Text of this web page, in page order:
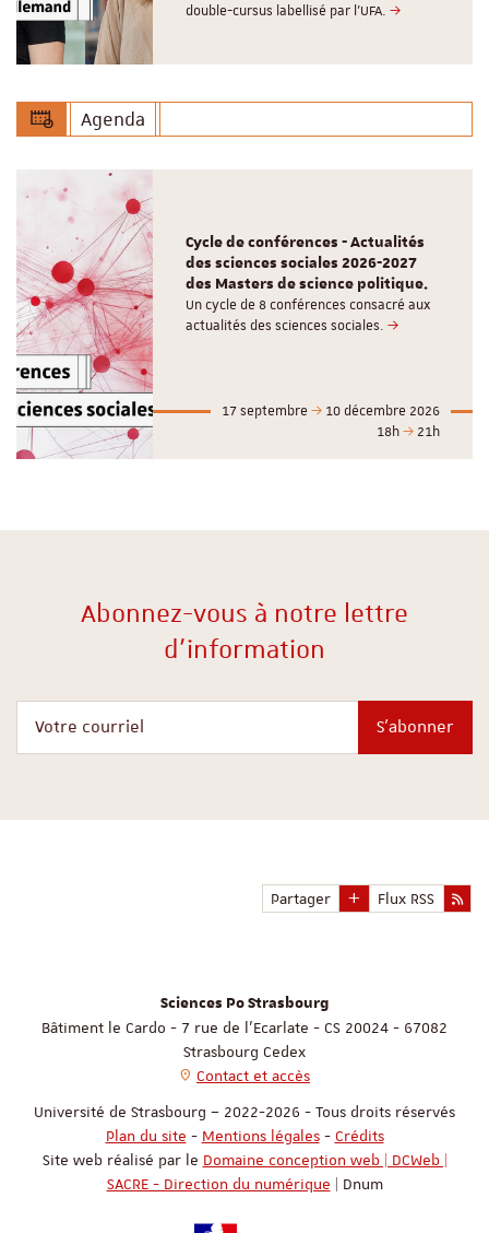
double-cursus labellisé par l'UFA.
Agenda
Cycle de conférences - Actualités
des sciences sociales 2026-2027
des Masters de science politique.
Un cycle de 8 conférences consacré aux
actualités des sciences sociales.
17 septembre
10 décembre 2026
18h
21h
Abonnez-vous à notre lettre
d'information
S'abonner
Partager Flux RSS
Sciences Po Strasbourg
Bâtiment le Cardo - 7 rue de l'Ecarlate - CS 20024 - 67082
Strasbourg Cedex
Contact et accès
Université de Strasbourg – 2022-2026 - Tous droits réservés
Plan du site - Mentions légales- Crédits
Site web réalisé par le Domaine conception web | DCWeb |
SACRE - Direction du numérique | Dnum